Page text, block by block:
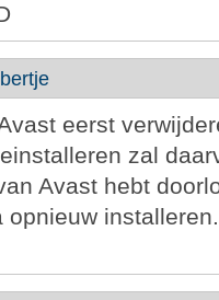
eerst
zal
Avast hebt